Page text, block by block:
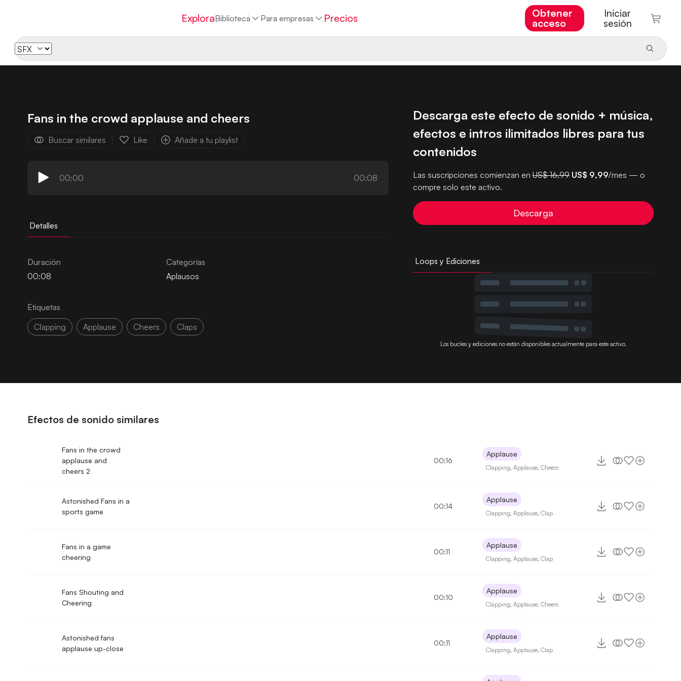
ExploraBiblioteca Para empresas Precios
Obtener
acceso
Iniciar
sesión
Fans in the crowd applause and cheers
Buscar similares Like Añade a tu playlist
00:00 00:08
Detalles
Duración
00:08
Categorías
Aplausos
Etiquetas
Clapping
Applause Cheers Claps
Descarga este efecto de sonido + música,
efectos e intros ilimitados libres para tus
contenidos
Las suscripciones comienzan enUS$ 16,99 US$ 9,99/mes — o
compre solo este activo.
Descarga
Loops y Ediciones
Los bucles y ediciones no están disponibles actualmente para este activo.
Efectos de sonido similares
Fans in the crowd
applause and
cheers 2
00:16
Applause
Clapping ,Applause ,Cheers
Astonished Fans in a
sports game
00:14
Applause
Clapping ,Applause ,Clap
Fans in a game
cheering
00:11
Applause
Clapping ,Applause ,Clap
Fans Shouting and
Cheering
00:10
Applause
Clapping ,Applause ,Cheers
Astonished fans
applause up-close
00:11
Applause
Clapping ,Applause ,Clap